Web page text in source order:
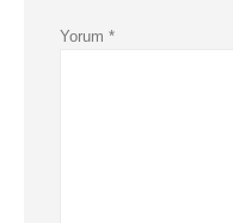
Yorum *